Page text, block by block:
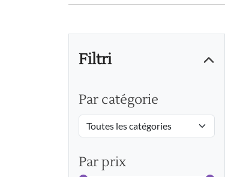
Filtri
Par catégorie
Par prix